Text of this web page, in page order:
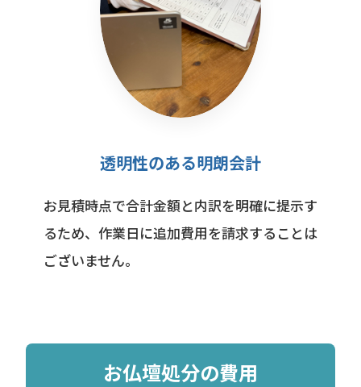
透明性のある明朗会計
お見積時点で合計金額と内訳を明確に提示す
るため、作業日に追加費用を請求することは
ございません。
お仏壇処分の費用